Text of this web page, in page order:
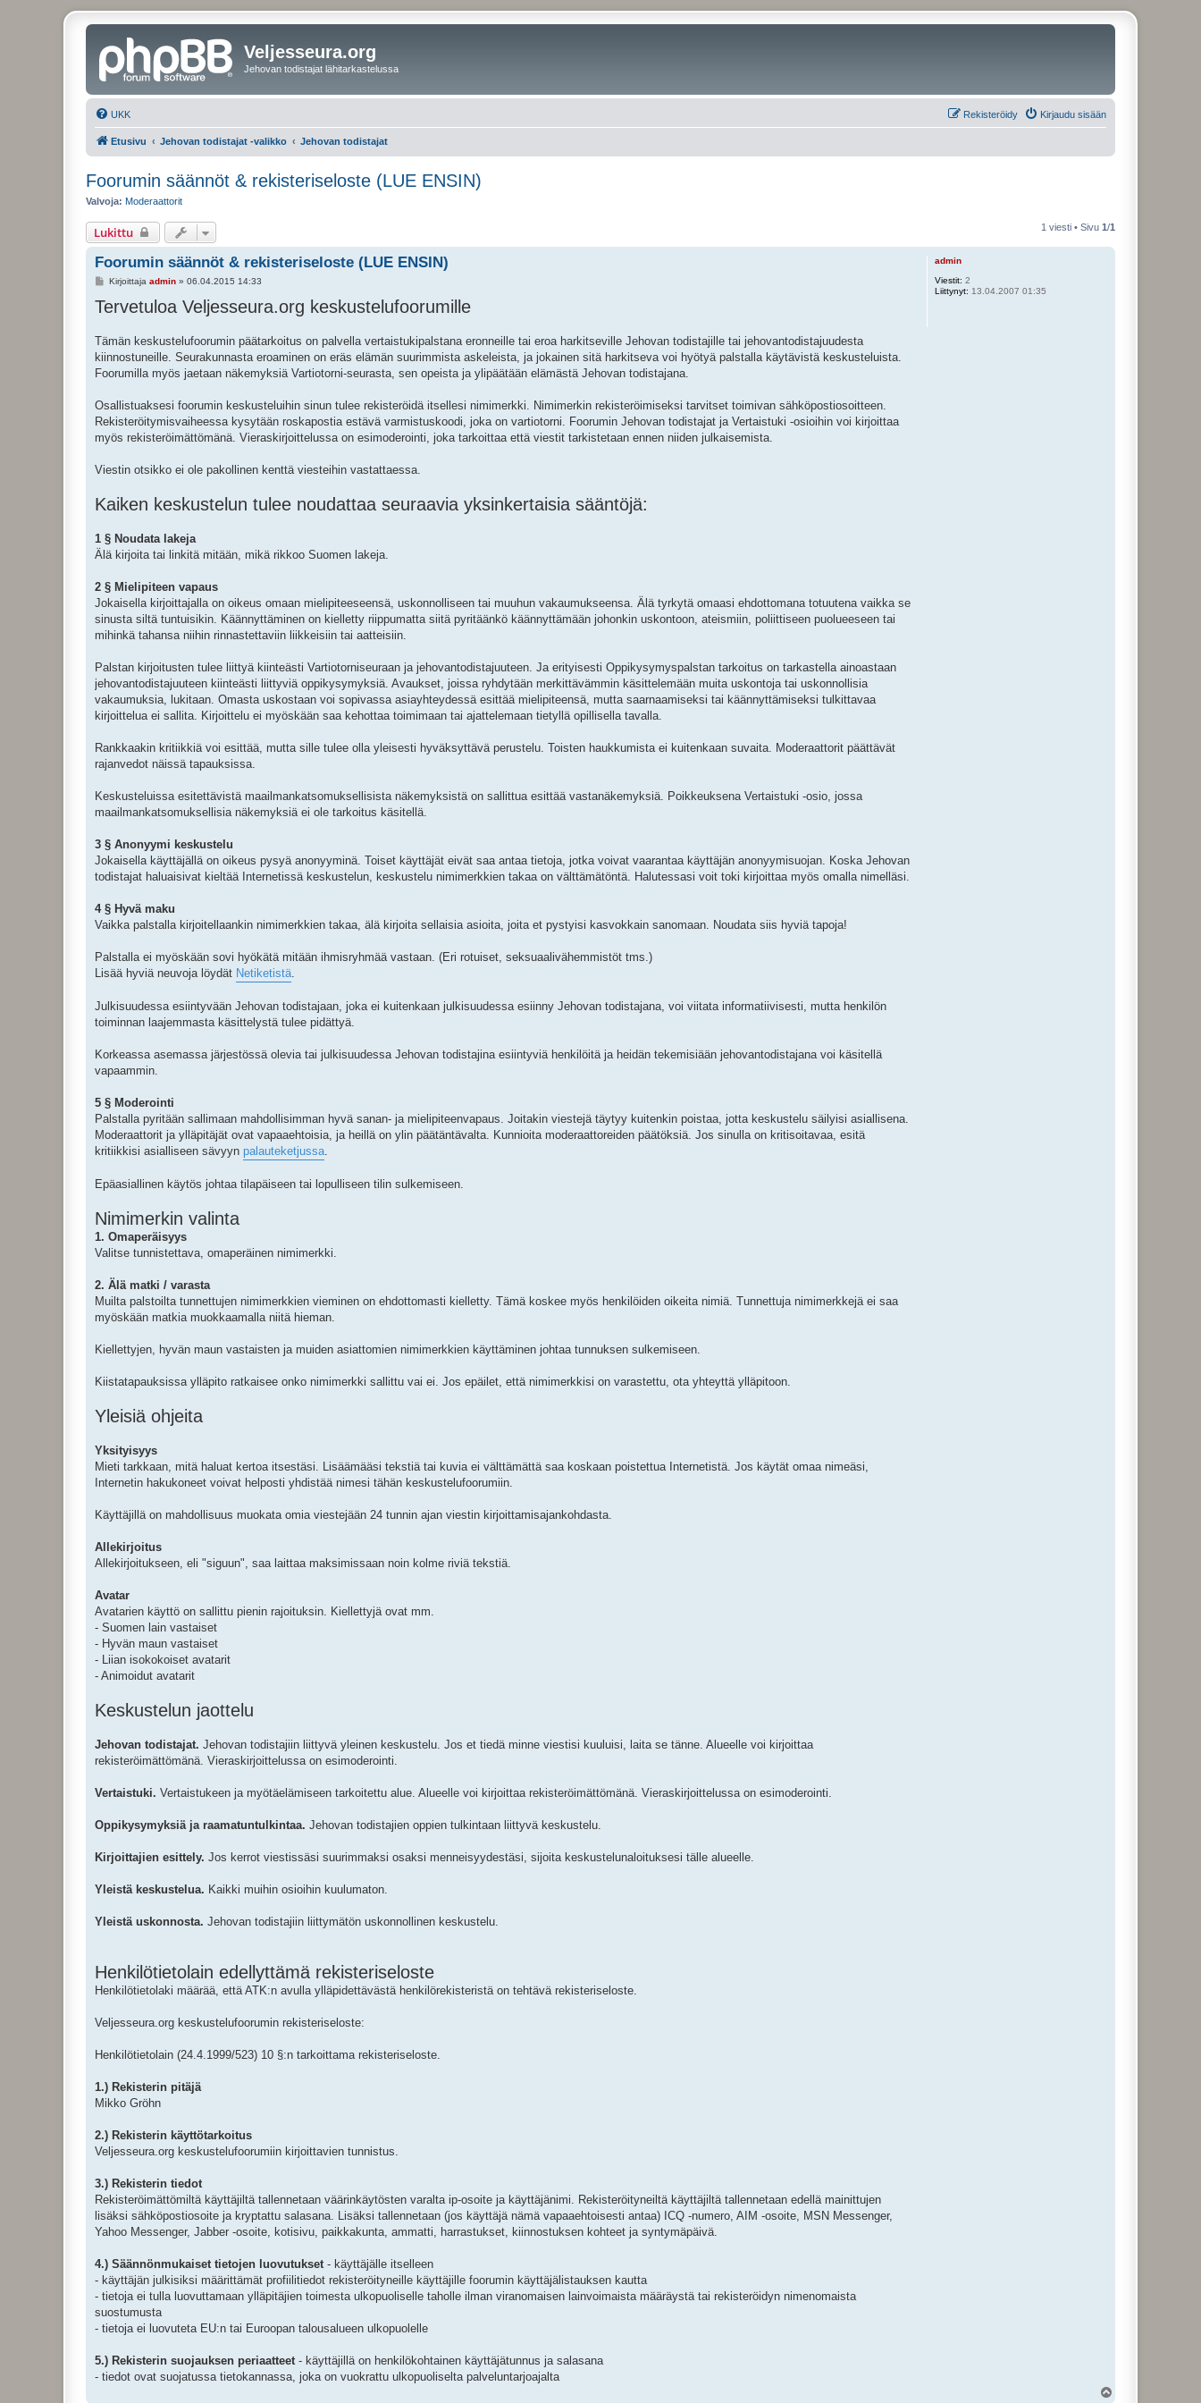
Veljesseura.org
Jehovan todistajat lähitarkastelussa
UKK Kirjaudu sisään
Rekisteröidy
Etusivu Jehovan todistajat -valikko Jehovan todistajat
Foorumin säännöt & rekisteriseloste (LUE ENSIN)
Valvoja: Moderaattorit
Lukittu 1 viesti • Sivu 1/1
admin
Viestit: 2
Liittynyt: 13.04.2007 01:35
Foorumin säännöt & rekisteriseloste (LUE ENSIN)
V
e
s
Kirjoittaja admin» 06.04.2015 14:33
Tervetuloa Veljesseura.org keskustelufoorumille
Tämän keskustelufoorumin päätarkoitus on palvella vertaistukipalstana eronneille tai eroa harkitseville Jehovan todistajille tai jehovantodistajuudesta
kiinnostuneille. Seurakunnasta eroaminen on eräs elämän suurimmista askeleista, ja jokainen sitä harkitseva voi hyötyä palstalla käytävistä keskusteluista.
Foorumilla myös jaetaan näkemyksiä Vartiotorni-seurasta, sen opeista ja ylipäätään elämästä Jehovan todistajana.
Osallistuaksesi foorumin keskusteluihin sinun tulee rekisteröidä itsellesi nimimerkki. Nimimerkin rekisteröimiseksi tarvitset toimivan sähköpostiosoitteen.
Rekisteröitymisvaiheessa kysytään roskapostia estävä varmistuskoodi, joka on vartiotorni. Foorumin Jehovan todistajat ja Vertaistuki -osioihin voi kirjoittaa
myös rekisteröimättömänä. Vieraskirjoittelussa on esimoderointi, joka tarkoittaa että viestit tarkistetaan ennen niiden julkaisemista.
Viestin otsikko ei ole pakollinen kenttä viesteihin vastattaessa.
Kaiken keskustelun tulee noudattaa seuraavia yksinkertaisia sääntöjä:
1 § Noudata lakeja
Älä kirjoita tai linkitä mitään, mikä rikkoo Suomen lakeja.
2 § Mielipiteen vapaus
Jokaisella kirjoittajalla on oikeus omaan mielipiteeseensä, uskonnolliseen tai muuhun vakaumukseensa. Älä tyrkytä omaasi ehdottomana totuutena vaikka se
sinusta siltä tuntuisikin. Käännyttäminen on kielletty riippumatta siitä pyritäänkö käännyttämään johonkin uskontoon, ateismiin, poliittiseen puolueeseen tai
mihinkä tahansa niihin rinnastettaviin liikkeisiin tai aatteisiin.
Palstan kirjoitusten tulee liittyä kiinteästi Vartiotorniseuraan ja jehovantodistajuuteen. Ja erityisesti Oppikysymyspalstan tarkoitus on tarkastella ainoastaan
jehovantodistajuuteen kiinteästi liittyviä oppikysymyksiä. Avaukset, joissa ryhdytään merkittävämmin käsittelemään muita uskontoja tai uskonnollisia
vakaumuksia, lukitaan. Omasta uskostaan voi sopivassa asiayhteydessä esittää mielipiteensä, mutta saarnaamiseksi tai käännyttämiseksi tulkittavaa
kirjoittelua ei sallita. Kirjoittelu ei myöskään saa kehottaa toimimaan tai ajattelemaan tietyllä opillisella tavalla.
Rankkaakin kritiikkiä voi esittää, mutta sille tulee olla yleisesti hyväksyttävä perustelu. Toisten haukkumista ei kuitenkaan suvaita. Moderaattorit päättävät
rajanvedot näissä tapauksissa.
Keskusteluissa esitettävistä maailmankatsomuksellisista näkemyksistä on sallittua esittää vastanäkemyksiä. Poikkeuksena Vertaistuki -osio, jossa
maailmankatsomuksellisia näkemyksiä ei ole tarkoitus käsitellä.
3 § Anonyymi keskustelu
Jokaisella käyttäjällä on oikeus pysyä anonyyminä. Toiset käyttäjät eivät saa antaa tietoja, jotka voivat vaarantaa käyttäjän anonyymisuojan. Koska Jehovan
todistajat haluaisivat kieltää Internetissä keskustelun, keskustelu nimimerkkien takaa on välttämätöntä. Halutessasi voit toki kirjoittaa myös omalla nimelläsi.
4 § Hyvä maku
Vaikka palstalla kirjoitellaankin nimimerkkien takaa, älä kirjoita sellaisia asioita, joita et pystyisi kasvokkain sanomaan. Noudata siis hyviä tapoja!
Palstalla ei myöskään sovi hyökätä mitään ihmisryhmää vastaan. (Eri rotuiset, seksuaalivähemmistöt tms.)
Lisää hyviä neuvoja löydät Netiketistä.
Julkisuudessa esiintyvään Jehovan todistajaan, joka ei kuitenkaan julkisuudessa esiinny Jehovan todistajana, voi viitata informatiivisesti, mutta henkilön
toiminnan laajemmasta käsittelystä tulee pidättyä.
Korkeassa asemassa järjestössä olevia tai julkisuudessa Jehovan todistajina esiintyviä henkilöitä ja heidän tekemisiään jehovantodistajana voi käsitellä
vapaammin.
5 § Moderointi
Palstalla pyritään sallimaan mahdollisimman hyvä sanan- ja mielipiteenvapaus. Joitakin viestejä täytyy kuitenkin poistaa, jotta keskustelu säilyisi asiallisena.
Moderaattorit ja ylläpitäjät ovat vapaaehtoisia, ja heillä on ylin päätäntävalta. Kunnioita moderaattoreiden päätöksiä. Jos sinulla on kritisoitavaa, esitä
kritiikkisi asialliseen sävyyn palauteketjussa.
Epäasiallinen käytös johtaa tilapäiseen tai lopulliseen tilin sulkemiseen.
Nimimerkin valinta
1. Omaperäisyys
Valitse tunnistettava, omaperäinen nimimerkki.
2. Älä matki / varasta
Muilta palstoilta tunnettujen nimimerkkien vieminen on ehdottomasti kielletty. Tämä koskee myös henkilöiden oikeita nimiä. Tunnettuja nimimerkkejä ei saa
myöskään matkia muokkaamalla niitä hieman.
Kiellettyjen, hyvän maun vastaisten ja muiden asiattomien nimimerkkien käyttäminen johtaa tunnuksen sulkemiseen.
Kiistatapauksissa ylläpito ratkaisee onko nimimerkki sallittu vai ei. Jos epäilet, että nimimerkkisi on varastettu, ota yhteyttä ylläpitoon.
Yleisiä ohjeita
Yksityisyys
Mieti tarkkaan, mitä haluat kertoa itsestäsi. Lisäämääsi tekstiä tai kuvia ei välttämättä saa koskaan poistettua Internetistä. Jos käytät omaa nimeäsi,
Internetin hakukoneet voivat helposti yhdistää nimesi tähän keskustelufoorumiin.
Käyttäjillä on mahdollisuus muokata omia viestejään 24 tunnin ajan viestin kirjoittamisajankohdasta.
Allekirjoitus
Allekirjoitukseen, eli "siguun", saa laittaa maksimissaan noin kolme riviä tekstiä.
Avatar
Avatarien käyttö on sallittu pienin rajoituksin. Kiellettyjä ovat mm.
- Suomen lain vastaiset
- Hyvän maun vastaiset
- Liian isokokoiset avatarit
- Animoidut avatarit
Keskustelun jaottelu
Jehovan todistajat. Jehovan todistajiin liittyvä yleinen keskustelu. Jos et tiedä minne viestisi kuuluisi, laita se tänne. Alueelle voi kirjoittaa
rekisteröimättömänä. Vieraskirjoittelussa on esimoderointi.
Vertaistuki. Vertaistukeen ja myötäelämiseen tarkoitettu alue. Alueelle voi kirjoittaa rekisteröimättömänä. Vieraskirjoittelussa on esimoderointi.
Oppikysymyksiä ja raamatuntulkintaa. Jehovan todistajien oppien tulkintaan liittyvä keskustelu.
Kirjoittajien esittely. Jos kerrot viestissäsi suurimmaksi osaksi menneisyydestäsi, sijoita keskustelunaloituksesi tälle alueelle.
Yleistä keskustelua. Kaikki muihin osioihin kuulumaton.
Yleistä uskonnosta. Jehovan todistajiin liittymätön uskonnollinen keskustelu.
Henkilötietolain edellyttämä rekisteriseloste
Henkilötietolaki määrää, että ATK:n avulla ylläpidettävästä henkilörekisteristä on tehtävä rekisteriseloste.
Veljesseura.org keskustelufoorumin rekisteriseloste:
Henkilötietolain (24.4.1999/523) 10 §:n tarkoittama rekisteriseloste.
1.) Rekisterin pitäjä
Mikko Gröhn
2.) Rekisterin käyttötarkoitus
Veljesseura.org keskustelufoorumiin kirjoittavien tunnistus.
3.) Rekisterin tiedot
Rekisteröimättömiltä käyttäjiltä tallennetaan väärinkäytösten varalta ip-osoite ja käyttäjänimi. Rekisteröityneiltä käyttäjiltä tallennetaan edellä mainittujen
lisäksi sähköpostiosoite ja kryptattu salasana. Lisäksi tallennetaan (jos käyttäjä nämä vapaaehtoisesti antaa) ICQ -numero, AIM -osoite, MSN Messenger,
Yahoo Messenger, Jabber -osoite, kotisivu, paikkakunta, ammatti, harrastukset, kiinnostuksen kohteet ja syntymäpäivä.
4.) Säännönmukaiset tietojen luovutukset - käyttäjälle itselleen
- käyttäjän julkisiksi määrittämät profiilitiedot rekisteröityneille käyttäjille foorumin käyttäjälistauksen kautta
- tietoja ei tulla luovuttamaan ylläpitäjien toimesta ulkopuoliselle taholle ilman viranomaisen lainvoimaista määräystä tai rekisteröidyn nimenomaista
suostumusta
- tietoja ei luovuteta EU:n tai Euroopan talousalueen ulkopuolelle
5.) Rekisterin suojauksen periaatteet - käyttäjillä on henkilökohtainen käyttäjätunnus ja salasana
- tiedot ovat suojatussa tietokannassa, joka on vuokrattu ulkopuoliselta palveluntarjoajalta